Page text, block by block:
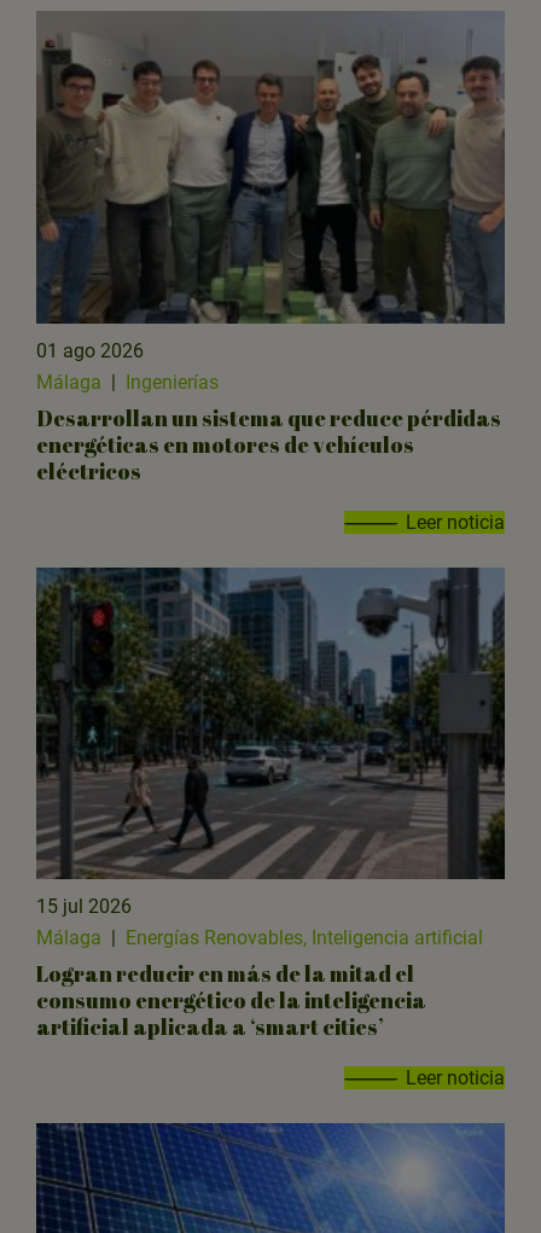
01 ago 2026
Málaga | Ingenierías
Desarrollan un sistema que reduce pérdidas
energéticas en motores de vehículos
eléctricos
Leer noticia
15 jul 2026
Málaga
Energías Renovables, Inteligencia artificial
Logran reducir en más de la mitad el
consumo energético de la inteligencia
artificial aplicada a ‘smart cities’
Leer noticia